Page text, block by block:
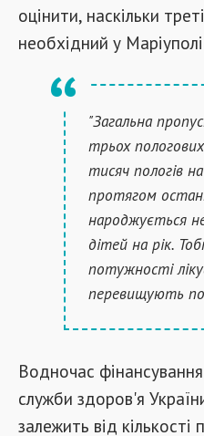
оцінити, наскільки
необхідний у
"Загальна
трьох
тисяч пологів
протягом
народжується
дітей на рік.
потужності
перевищують
Водночас
служби здоров'я
залежить від кількості